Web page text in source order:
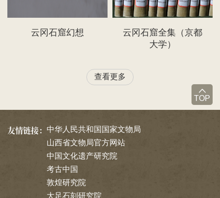
TOP
云冈石窟幻想
云冈石窟全集（京都
大学）
查看更多
友情链接： 中华人民共和国国家文物局
山西省文物局官方网站
中国文化遗产研究院
考古中国
敦煌研究院
大足石刻研究院